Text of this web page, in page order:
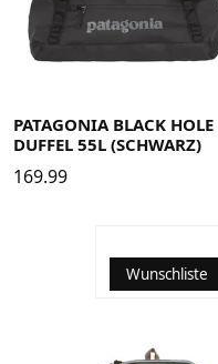
PATAGONIA BLACK HOLE
DUFFEL 55L (SCHWARZ)
169.99
Wunschliste